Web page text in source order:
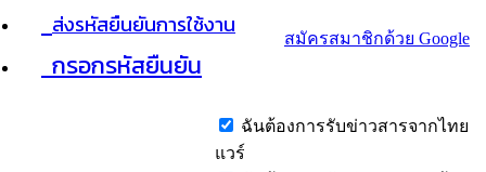
ส่งรหัสยืนยันการใช้งาน
กรอกรหัสยืนยัน
สมัครสมาชิกด้วย Google
ฉันต้องการรับข่าวสารจากไทย
แวร์